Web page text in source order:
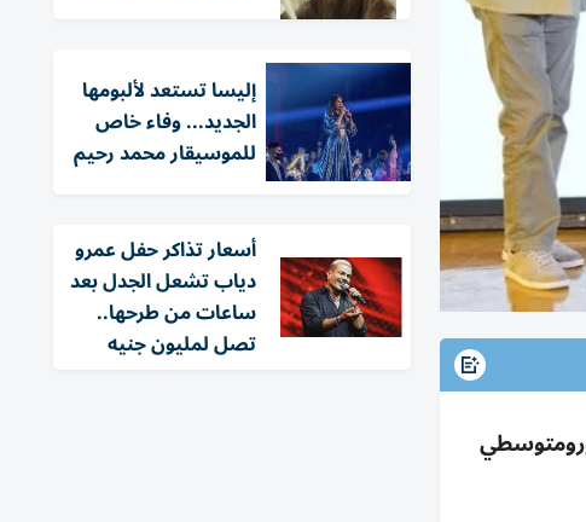
إليسا تستعد لألبومها
الجديد... وفاء خاص
للموسيقار محمد رحيم
أسعار تذاكر حفل عمرو
دياب تشعل الجدل بعد
ساعات من طرحها..
تصل لمليون جنيه